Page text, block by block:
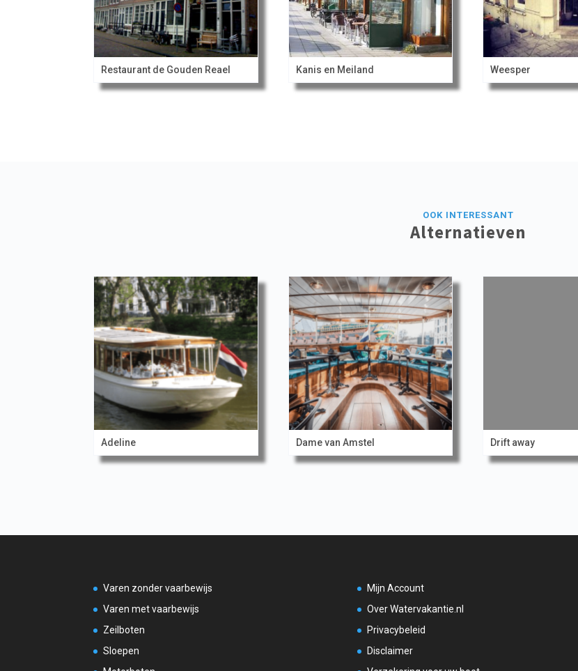
Restaurant de Gouden Reael Kanis en Meiland Weesper
OOK INTERESSANT
Alternatieven
Adeline Dame van Amstel Drift away
Varen zonder vaarbewijs
Varen met vaarbewijs
Zeilboten
Sloepen
Mijn Account
Over Watervakantie.nl
Privacybeleid
Disclaimer